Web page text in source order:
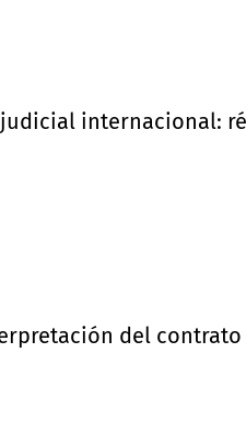
internacional:
del